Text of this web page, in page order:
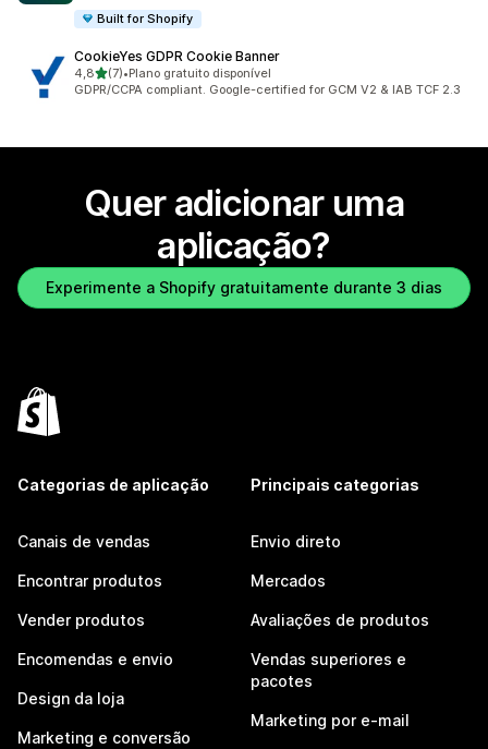
Built for Shopify
CookieYes GDPR Cookie Banner
4,8de 5 estrelas
(7)
7 total de avaliações
•Plano gratuito disponível
GDPR/CCPA compliant. Google-certified for GCM V2 & IAB TCF 2.3
Quer adicionar uma
aplicação?
Experimente a Shopify gratuitamente durante 3 dias
Categorias de aplicação
Canais de vendas
Encontrar produtos
Vender produtos
Encomendas e envio
Design da loja
Marketing e conversão
Principais categorias
Envio direto
Mercados
Avaliações de produtos
Vendas superiores e
pacotes
Marketing por e-mail